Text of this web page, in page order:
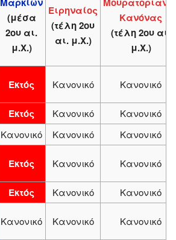
(μέσα
2ου αι.
μ.Χ.)
Ειρηναίος
(τέλη 2ου
αι. μ.Χ.)
Κανόνας
(τέλη 2ου αι.
μ.Χ.)
Εκτός Κανονικό Κανονικό
Εκτός Κανονικό Κανονικό
Κανονικό Κανονικό Κανονικό
Εκτός Κανονικό Κανονικό
Εκτός Κανονικό Κανονικό
Κανονικό Κανονικό Κανονικό